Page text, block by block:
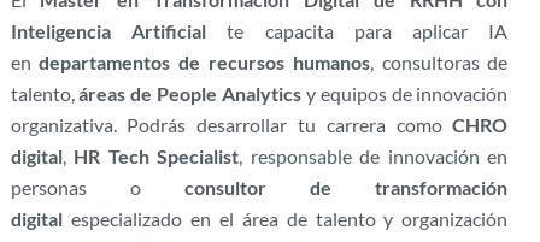
Inteligencia Artificialte capacita para aplicar IA
endepartamentos de recursos humanos, consultoras de
talento,áreas de People Analytics y equipos de innovación
organizativa. Podrás desarrollar tu carrera comoCHRO
digital, HR Tech Specialist, responsable de innovación en
personas oconsultor de transformación
digitalespecializado en el área de talento y organización